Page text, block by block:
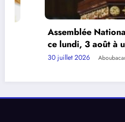
Assemblée Nationale:
ce lundi, 3 août à une
30 juillet 2026 Aboubacar Condé